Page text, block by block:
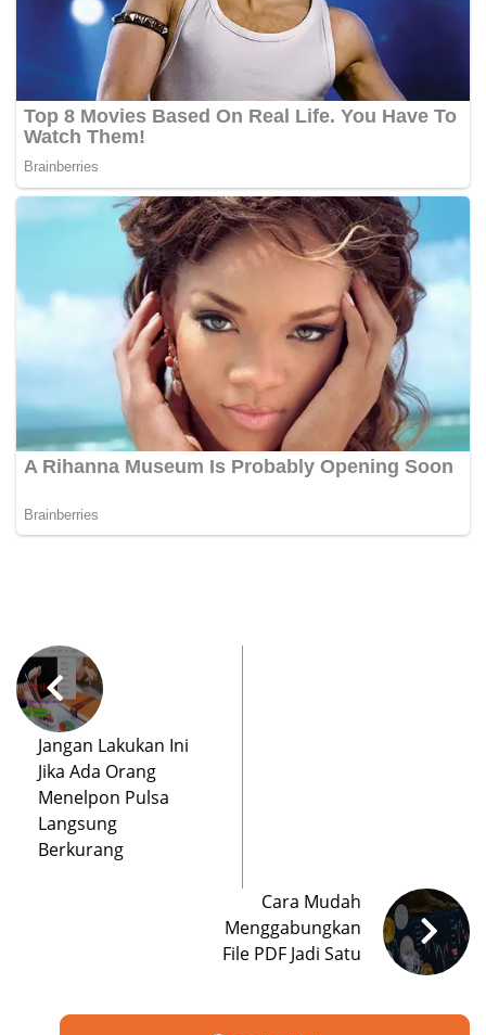
Jangan Lakukan Ini
Jika Ada Orang
Menelpon Pulsa
Langsung
Berkurang
Cara Mudah
Menggabungkan
File PDF Jadi Satu